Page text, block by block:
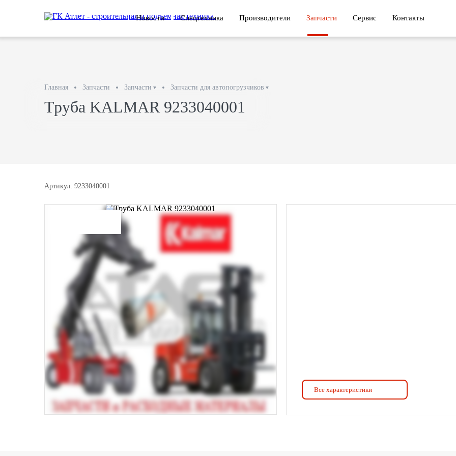
Новости Спецтехника Производители Запчасти Сервис Контакты
Главная Запчасти Запчасти Запчасти для автопогрузчиков
Труба KALMAR 9233040001
Артикул: 9233040001
Все характеристики